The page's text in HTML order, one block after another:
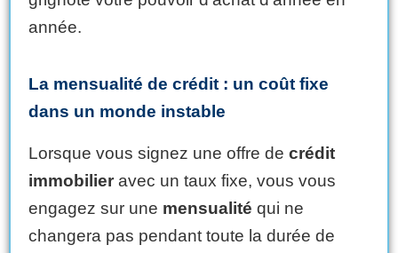
année.
La mensualité de crédit : un coût fixe
dans un monde instable
Lorsque vous signez une offre de crédit
immobilier avec un taux fixe, vous vous
engagez sur une mensualité qui ne
changera pas pendant toute la durée de